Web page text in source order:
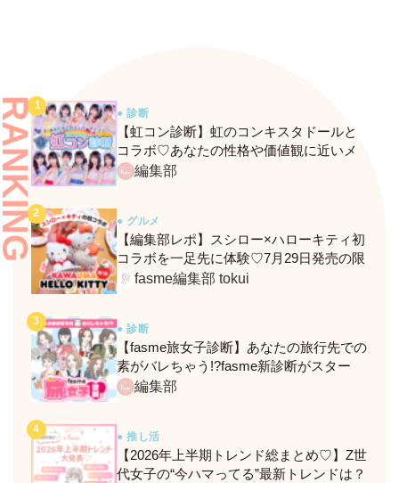
● 診断
【虹コン診断】虹のコンキスタドールと
コラボ♡あなたの性格や価値観に近いメ
ンバーがわかる、fasmeの新診断がスター
編集部
● グルメ
【編集部レポ】スシロー×ハローキティ初
コラボを一足先に体験♡7月29日発売の限
定メニュー＆グッズをレポ！
fasme編集部 tokui
● 診断
【fasme旅女子診断】あなたの旅行先での
素がバレちゃう!?fasme新診断がスター
ト！編集部
● 推し活
【2026年上半期トレンド総まとめ♡】Z世
代女子の“今ハマってる”最新トレンドは？